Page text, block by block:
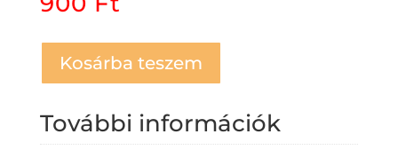
Kosárba teszem
További információk